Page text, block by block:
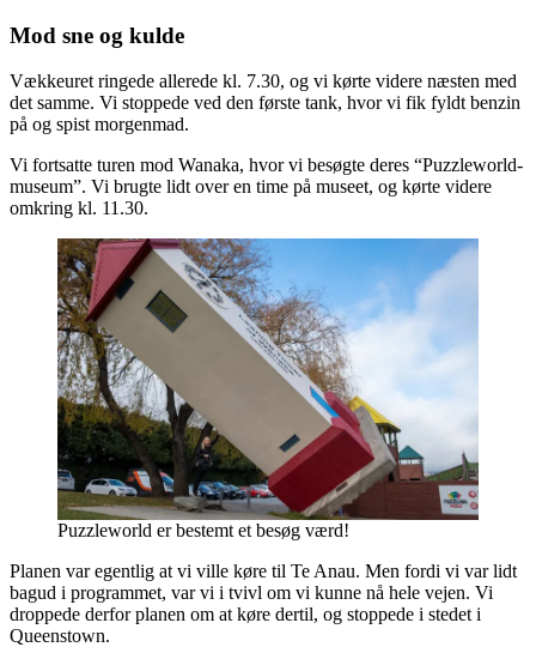
Mod sne og kulde
Vækkeuret ringede allerede kl. 7.30, og vi kørte videre næsten med
det samme. Vi stoppede ved den første tank, hvor vi fik fyldt benzin
på og spist morgenmad.
Vi fortsatte turen mod Wanaka, hvor vi besøgte deres “Puzzleworld-
museum”. Vi brugte lidt over en time på museet, og kørte videre
omkring kl. 11.30.
Puzzleworld er bestemt et besøg værd!
Planen var egentlig at vi ville køre til Te Anau. Men fordi vi var lidt
bagud i programmet, var vi i tvivl om vi kunne nå hele vejen. Vi
droppede derfor planen om at køre dertil, og stoppede i stedet i
Queenstown.